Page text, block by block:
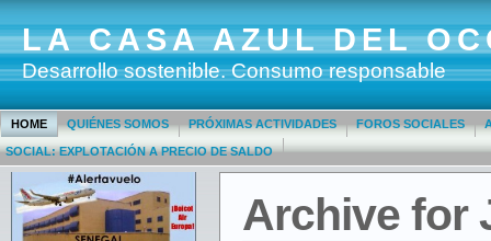
LA CASA AZUL DEL
Desarrollo sostenible. Consumo responsable
HOME QUIÉNES SOMOS PRÓXIMAS ACTIVIDADES FOROS SOCIALES
SOCIAL: EXPLOTACIÓN A PRECIO DE SALDO
Archive for